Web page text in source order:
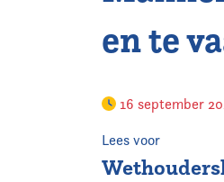
en te
16 september
Lees voor